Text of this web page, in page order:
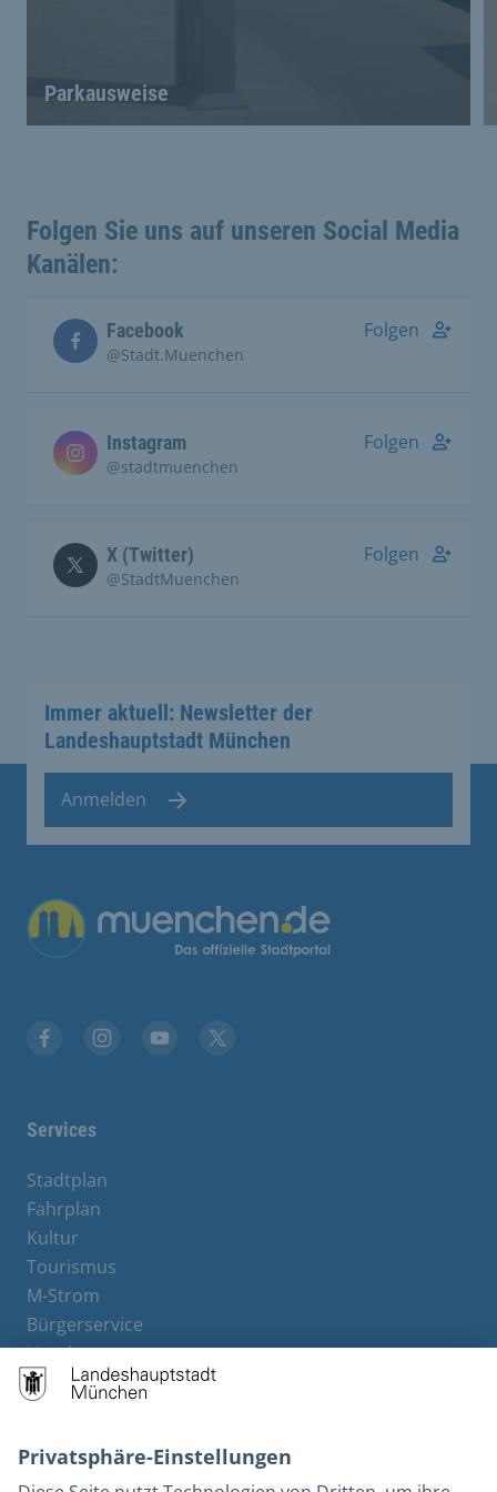
Parkausweise
Folgen Sie uns auf unseren Social Media
Kanälen:
Facebook
@Stadt.Muenchen
Folgen
Instagram
@stadtmuenchen
Folgen
X (Twitter)
@StadtMuenchen
Folgen
Immer aktuell: Newsletter der
Landeshauptstadt München
Anmelden
Übergreifende Links
Services
Stadtplan
Fahrplan
Kultur
Tourismus
M-Strom
Bürgerservice
Hotels
Barrierefreiheit